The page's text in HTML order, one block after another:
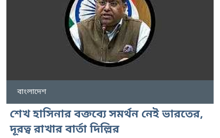
বাংলাদেশ
শেখ হাসিনার বক্তব্যে সমর্থন নেই ভারতের,
দূরত্ব রাখার বার্তা দিল্লির